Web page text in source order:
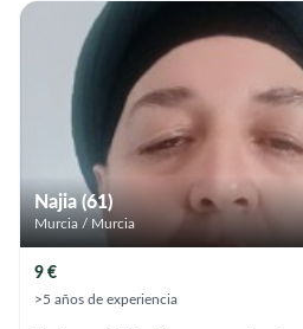
Najia (61)
Murcia / Murcia
9 €
>5 años de experiencia